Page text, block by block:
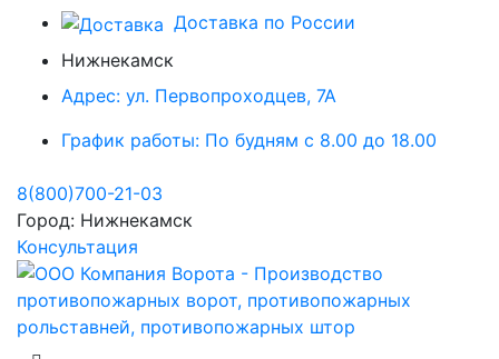
Доставка по России
Нижнекамск
Адрес: ул. Первопроходцев, 7А
График работы: По будням с 8.00 до 18.00
8(800)700-21-03
Город: Нижнекамск
Консультация